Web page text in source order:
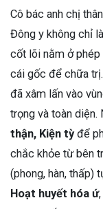
Cô bác anh chị
Đông y không chỉ
cốt lõi nằm ở phép
cái gốc để chữa
đã xâm lấn vào
trọng và toàn
thận, Kiện tỳđể
chắc khỏe từ bên
(phong, hàn, thấp)
Hoạt huyết hóa ứ